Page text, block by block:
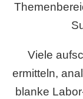
Viele
ermitteln,
blanke